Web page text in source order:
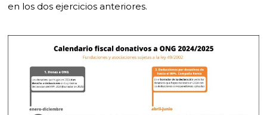
en los dos ejercicios anteriores.